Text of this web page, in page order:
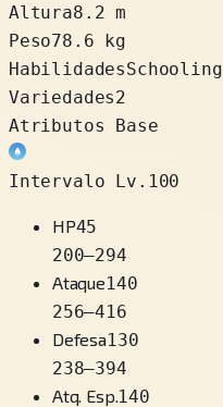
Altura8.2 m
Peso78.6 kg
HabilidadesSchooling
Variedades2
Atributos Base
Intervalo Lv.100
HP45
200–294
Ataque140
256–416
Defesa130
238–394
Atq. Esp.140